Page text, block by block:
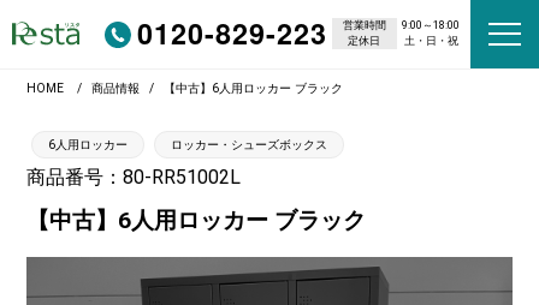
0120-829-223 営業時間
9:00～18:00
定休日
土・日・祝
HOME 商品情報 【中古】6人用ロッカー ブラック
6人用ロッカー ロッカー・シューズボックス
商品番号：80-RR51002L
【中古】6人用ロッカー ブラック